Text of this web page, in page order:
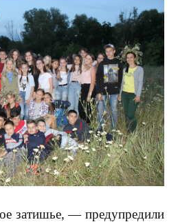
затишье, — предупредили